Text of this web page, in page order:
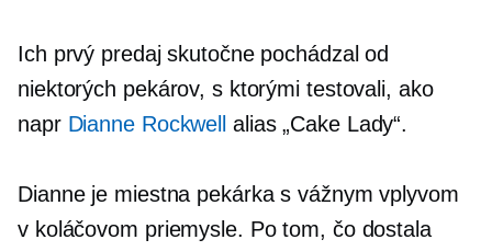
Ich prvý predaj skutočne pochádzal od
niektorých pekárov, s ktorými testovali, ako
napr Dianne Rockwell alias „Cake Lady“.
Dianne je miestna pekárka s vážnym vplyvom
v koláčovom priemysle. Po tom, čo dostala